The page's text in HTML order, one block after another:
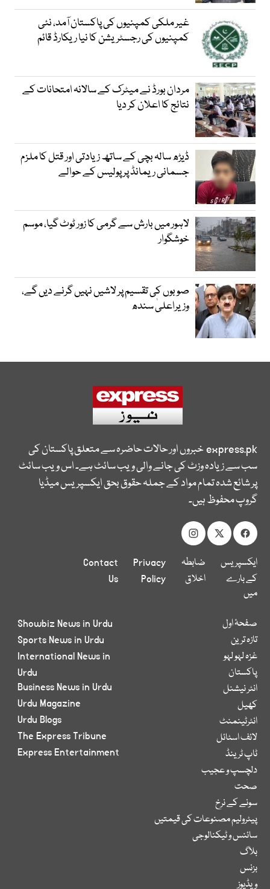
غیر ملکی کمپنیوں کی پاکستان آمد، نئی
کمپنیوں کی رجسٹریشن کا نیا ریکارڈ قائم
مردان بورڈ نے میٹرک کے سالانہ امتحانات کے
نتائج کا اعلان کر دیا
ڈیڑھ سالہ بچی کے ساتھ زیادتی اور قتل کا ملزم
جسمانی ریمانڈ پر پولیس کے حوالے
لاہور میں بارش سے گرمی کا زور ٹوٹ گیا، موسم
خوشگوار
صوبوں کی تقسیم پر لاشیں نہیں گرنے دیں گے،
وزیراعلیٰ سندھ
express.pkخبروں اور حالات حاضرہ سے متعلق پاکستان کی
سب سے زیادہ وزٹ کی جانے والی ویب سائٹ ہے۔ اس ویب سائٹ
پر شائع شدہ تمام مواد کے جملہ حقوق بحق ایکسپریس میڈیا
گروپ محفوظ ہیں۔
ایکسپریس
کے بارے
میں
ضابطہ
اخلاق
Privacy
Policy
Contact
Us
صفحۂ اول
تازہ ترین
غزہ لہو لہو
پاکستان
انٹر نیشنل
کھیل
انٹرٹینمنٹ
لائف اسٹائل
ٹاپ ٹرینڈ
دلچسپ و عجیب
صحت
سونے کے نرخ
پیٹرولیم مصنوعات کی قیمتیں
سائنس و ٹیکنالوجی
بلاگ
بزنس
ویڈیوز
Showbiz News in Urdu
Sports News in Urdu
International News in
Urdu
Business News in Urdu
Urdu Magazine
Urdu Blogs
The Express Tribune
Express Entertainment